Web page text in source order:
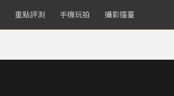
重點評測 手機玩拍 攝影擂臺